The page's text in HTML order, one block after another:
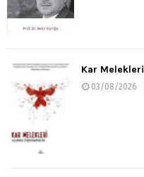
Kar Melekleri
03/08/2026